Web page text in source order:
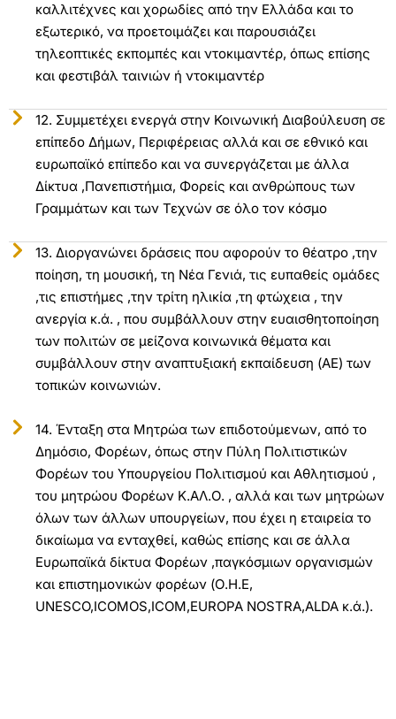
καλλιτέχνες και χορωδίες από την Ελλάδα και το
εξωτερικό, να προετοιμάζει και παρουσιάζει
τηλεοπτικές εκπομπές και ντοκιμαντέρ, όπως επίσης
και φεστιβάλ ταινιών ή ντοκιμαντέρ
12. Συμμετέχει ενεργά στην Κοινωνική Διαβούλευση σε
επίπεδο Δήμων, Περιφέρειας αλλά και σε εθνικό και
ευρωπαϊκό επίπεδο και να συνεργάζεται με άλλα
Δίκτυα ,Πανεπιστήμια, Φορείς και ανθρώπους των
Γραμμάτων και των Τεχνών σε όλο τον κόσμο
13. Διοργανώνει δράσεις που αφορούν το θέατρο ,την
ποίηση, τη μουσική, τη Νέα Γενιά, τις ευπαθείς ομάδες
,τις επιστήμες ,την τρίτη ηλικία ,τη φτώχεια , την
ανεργία κ.ά. , που συμβάλλουν στην ευαισθητοποίηση
των πολιτών σε μείζονα κοινωνικά θέματα και
συμβάλλουν στην αναπτυξιακή εκπαίδευση (ΑΕ) των
τοπικών κοινωνιών.
14. Ένταξη στα Μητρώα των επιδοτούμενων, από το
Δημόσιο, Φορέων, όπως στην Πύλη Πολιτιστικών
Φορέων του Υπουργείου Πολιτισμού και Αθλητισμού ,
του μητρώου Φορέων Κ.ΑΛ.Ο. , αλλά και των μητρώων
όλων των άλλων υπουργείων, που έχει η εταιρεία το
δικαίωμα να ενταχθεί, καθώς επίσης και σε άλλα
Ευρωπαϊκά δίκτυα Φορέων ,παγκόσμιων οργανισμών
και επιστημονικών φορέων (Ο.Η.Ε,
UNESCO,ICOMOS,ICOM,EUROPA NOSTRA,ALDA κ.ά.).